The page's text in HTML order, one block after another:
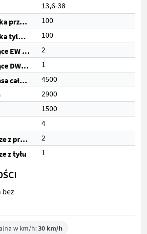
13,6-38
głębokość bieżnika przednich opon (%)
100
głębokość bieżnika tylnych opon (%)
100
Jednostki sterujące EW (razem)
2
Jednostki sterujące DW (razem)
1
Dopuszczalna masa całkowita (kg)
4500
2900
1500
4
Reflektory robocze z przodu
2
z tyłu
1
bez
w km/h:30 km/h